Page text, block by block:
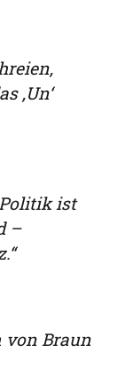
‚Un‘
ist
–
von Braun